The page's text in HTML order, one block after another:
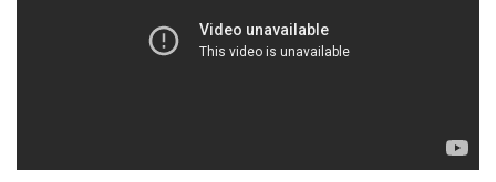
Heřmanický vodopád